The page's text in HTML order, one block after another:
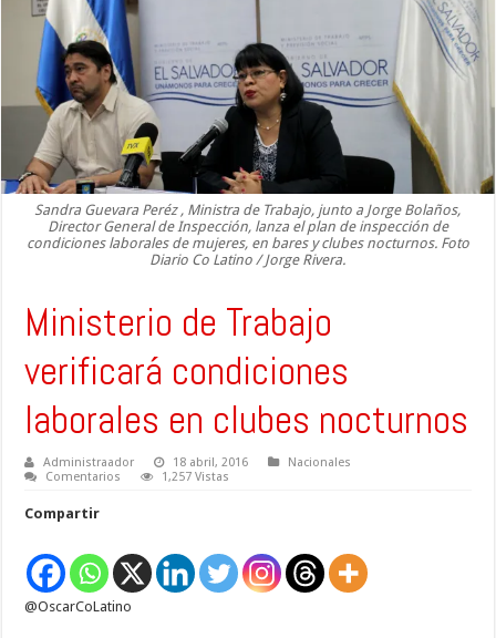
Sandra Guevara Peréz , Ministra de Trabajo, junto a Jorge Bolaños,
Director General de Inspección, lanza el plan de inspección de
condiciones laborales de mujeres, en bares y clubes nocturnos. Foto
Diario Co Latino / Jorge Rivera.
Ministerio de Trabajo
verificará condiciones
laborales en clubes nocturnos
Administraador 18 abril, 2016
Nacionales
Comentarios
1,257 Vistas
Compartir
@OscarCoLatino